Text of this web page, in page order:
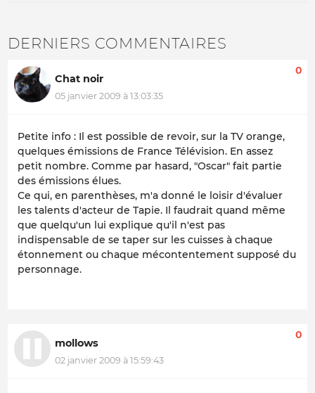
DERNIERS COMMENTAIRES
Chat noir
05 janvier 2009 à 13:03:35
0
Petite info : Il est possible de revoir, sur la TV orange,
quelques émissions de France Télévision. En assez
petit nombre. Comme par hasard, "Oscar" fait partie
des émissions élues.
Ce qui, en parenthèses, m'a donné le loisir d'évaluer
les talents d'acteur de Tapie. Il faudrait quand même
que quelqu'un lui explique qu'il n'est pas
indispensable de se taper sur les cuisses à chaque
étonnement ou chaque mécontentement supposé du
personnage.
mollows
02 janvier 2009 à 15:59:43
0